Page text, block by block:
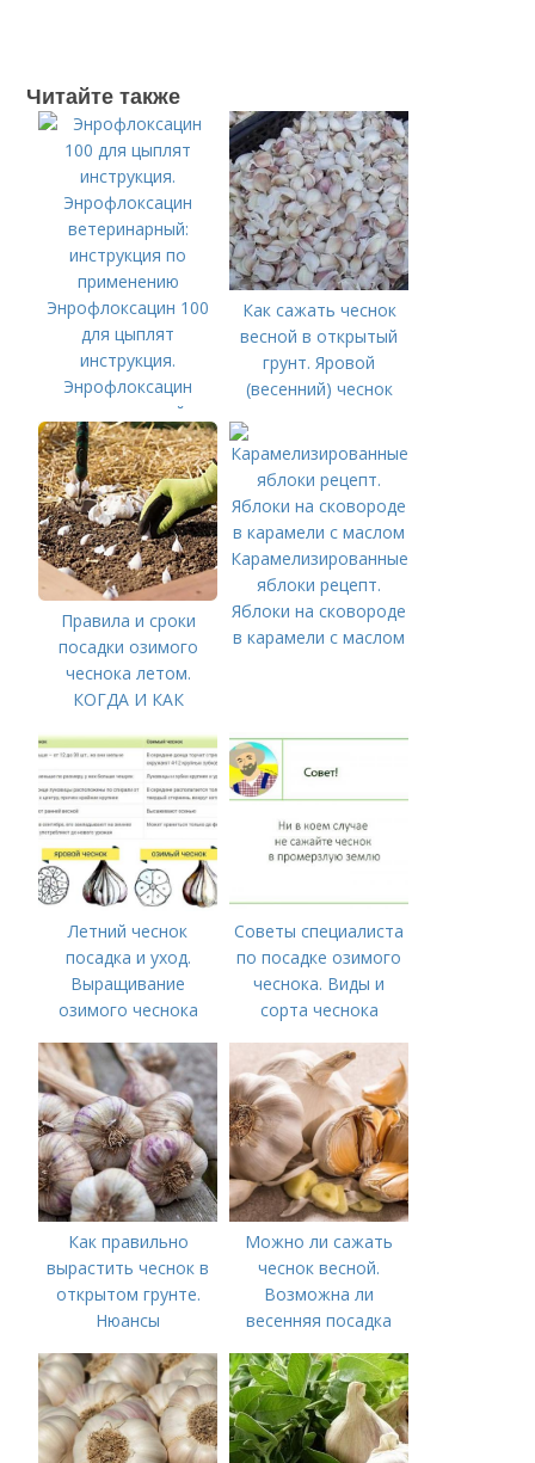
Читайте также
Энрофлоксацин 100
для цыплят
инструкция.
Энрофлоксацин
ветеринарный:
инструкция по
применению
Как сажать чеснок
весной в открытый
грунт. Яровой
(весенний) чеснок
Правила и сроки
посадки озимого
чеснока летом.
КОГДА И КАК
ПОСАДИТЬ ОЗИМЫЙ
ЧЕСНОК
Карамелизированные
яблоки рецепт.
Яблоки на сковороде
в карамели с маслом
Летний чеснок
посадка и уход.
Выращивание
озимого чеснока
Советы специалиста
по посадке озимого
чеснока. Виды и
сорта чеснока
Как правильно
вырастить чеснок в
открытом грунте.
Нюансы
озимого чеснока
Можно ли сажать
чеснок весной.
Возможна ли
весенняя посадка
лучше делать